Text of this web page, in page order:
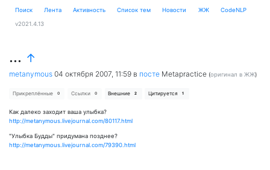
Поиск Лента Активность Cписок тем Новости ЖЖ CodeNLP
v2021.4.13
... ↑
metanymous 04 октября 2007, 11:59 в посте Metapractice (оригинал в ЖЖ)
Прикреплённые 0 Ссылки 0 Внешние 2 Цитируется 1
Как далеко заходит ваша улыбка?
http://metanymous.livejournal.com/80117.html
"Улыбка Будды" придумана позднее?
http://metanymous.livejournal.com/79390.html